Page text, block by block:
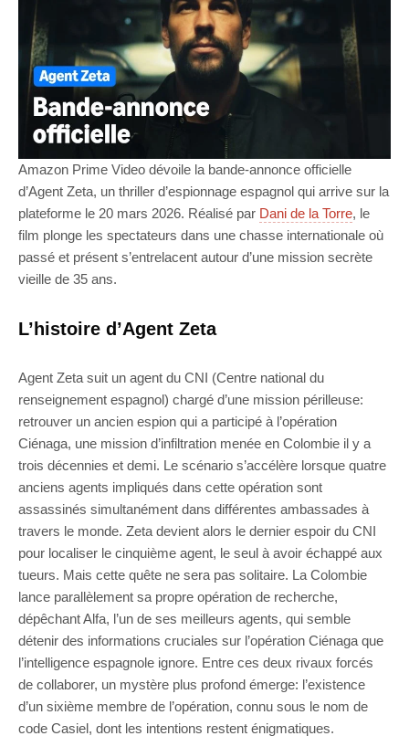
Amazon Prime Video dévoile la bande-annonce officielle
d’Agent Zeta, un thriller d’espionnage espagnol qui arrive sur la
plateforme le 20 mars 2026. Réalisé par Dani de la Torre, le
film plonge les spectateurs dans une chasse internationale où
passé et présent s’entrelacent autour d’une mission secrète
vieille de 35 ans.
L’histoire d’Agent Zeta
Agent Zeta suit un agent du CNI (Centre national du
renseignement espagnol) chargé d’une mission périlleuse:
retrouver un ancien espion qui a participé à l’opération
Ciénaga, une mission d’infiltration menée en Colombie il y a
trois décennies et demi. Le scénario s’accélère lorsque quatre
anciens agents impliqués dans cette opération sont
assassinés simultanément dans différentes ambassades à
travers le monde. Zeta devient alors le dernier espoir du CNI
pour localiser le cinquième agent, le seul à avoir échappé aux
tueurs. Mais cette quête ne sera pas solitaire. La Colombie
lance parallèlement sa propre opération de recherche,
dépêchant Alfa, l’un de ses meilleurs agents, qui semble
détenir des informations cruciales sur l’opération Ciénaga que
l’intelligence espagnole ignore. Entre ces deux rivaux forcés
de collaborer, un mystère plus profond émerge: l’existence
d’un sixième membre de l’opération, connu sous le nom de
code Casiel, dont les intentions restent énigmatiques.